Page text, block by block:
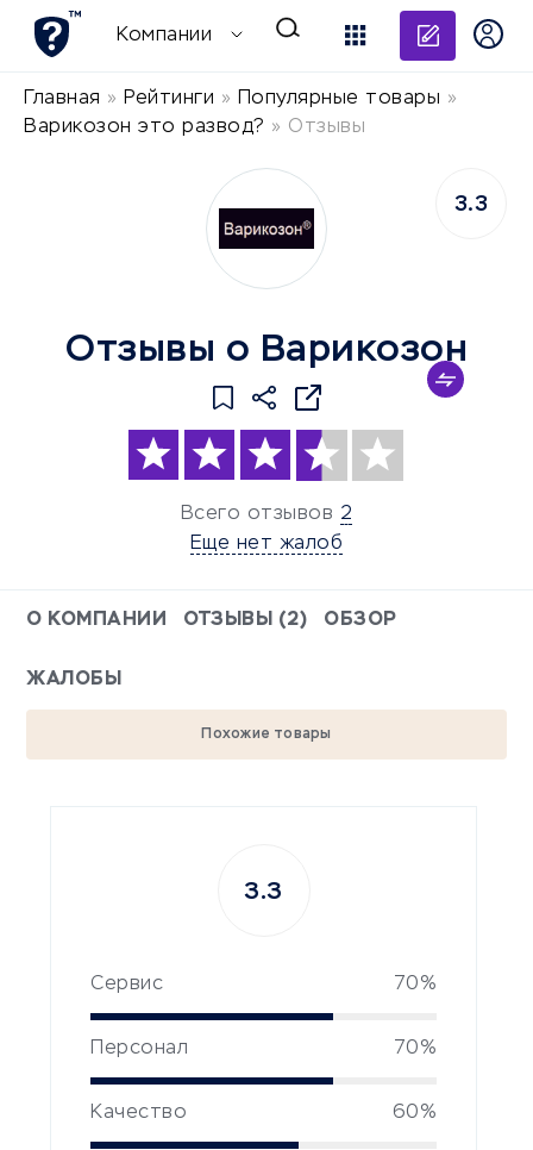
Компании
Главная » Рейтинги » Популярные товары »
Варикозон это развод? » Отзывы
Отзывы о Варикозон
Всего отзывов 2
Еще нет жалоб
3.3
О КОМПАНИИ ОТЗЫВЫ (2) ОБЗОР
ЖАЛОБЫ
Похожие товары
Сервис 70%
Персонал 70%
Качество 60%
3.3